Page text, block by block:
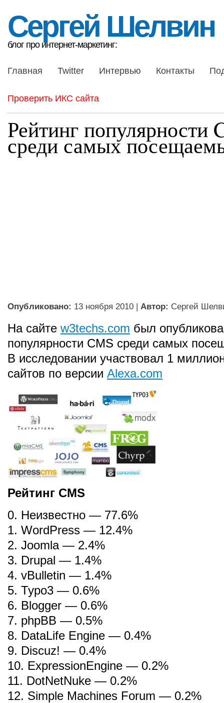
Сергей Шелвин
блог про интернет-маркетинг:
Главная Twitter Интервью Контакты
Проверить ИКС сайта
Рейтинг популярности
среди самых
Опубликовано: 13 ноября 2010 | Автор: Сергей
На сайте w3techs.com был
популярности CMS среди самых
В исследовании участвовал 1
сайтов по версии Alexa.com
Рейтинг CMS
0. Неизвестно — 77.6%
1. WordPress — 12.4%
2. Joomla — 2.4%
3. Drupal — 1.4%
4. vBulletin — 1.4%
5. Typo3 — 0.6%
6. Blogger — 0.6%
7. phpBB — 0.5%
8. DataLife Engine — 0.4%
9. Discuz! — 0.4%
10. ExpressionEngine — 0.2%
11. DotNetNuke — 0.2%
12. Simple Machines Forum — 0.2%